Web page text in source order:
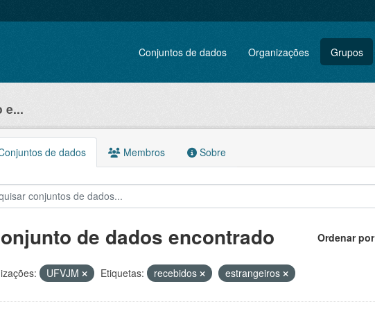
Conjuntos de dados Organizações Grupos
e...
de dados Membros Sobre
Ordenar por
de dados encontrado
UFVJM Etiquetas: recebidos estrangeiros